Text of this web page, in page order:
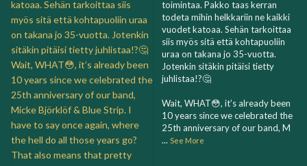
toimintaa. Pakko taas kerran
todeta mihin helkkariin ne kaikki
vuodet katoaa. Sehän tarkoittaa
siis myös sitä että kohtapuoliin
uraa on takana jo 35-vuotta.
Jotenkin sitäkin pitäisi tietty
juhlistaa!?🤔
Wait, WHAT😳, it’s already been
10 years since we celebrated the
25th anniversary of our band, M
...See More